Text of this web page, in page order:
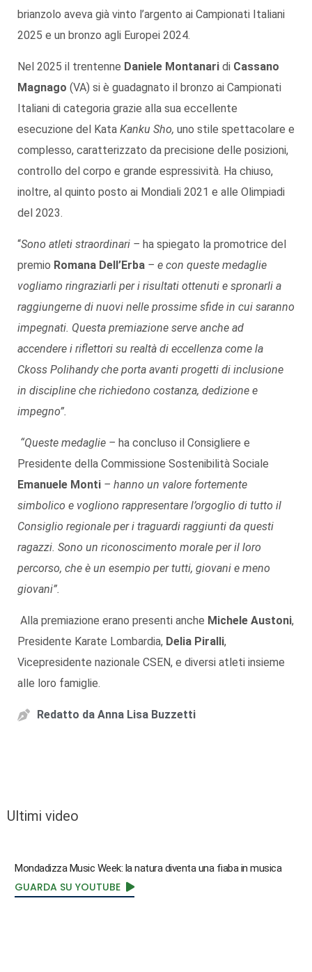
brianzolo aveva già vinto l’argento ai Campionati Italiani
2025 e un bronzo agli Europei 2024.
Nel 2025 il trentenne Daniele Montanari di Cassano
Magnago (VA) si è guadagnato il bronzo ai Campionati
Italiani di categoria grazie alla sua eccellente
esecuzione del Kata Kanku Sho, uno stile spettacolare e
complesso, caratterizzato da precisione delle posizioni,
controllo del corpo e grande espressività. Ha chiuso,
inoltre, al quinto posto ai Mondiali 2021 e alle Olimpiadi
del 2023.
“Sono atleti straordinari – ha spiegato la promotrice del
premio Romana Dell’Erba – e con queste medaglie
vogliamo ringraziarli per i risultati ottenuti e spronarli a
raggiungerne di nuovi nelle prossime sfide in cui saranno
impegnati. Questa premiazione serve anche ad
accendere i riflettori su realtà di eccellenza come la
Ckoss Polihandy che porta avanti progetti di inclusione
in discipline che richiedono costanza, dedizione e
impegno”.
“Queste medaglie – ha concluso il Consigliere e
Presidente della Commissione Sostenibilità Sociale
Emanuele Monti – hanno un valore fortemente
simbolico e vogliono rappresentare l’orgoglio di tutto il
Consiglio regionale per i traguardi raggiunti da questi
ragazzi. Sono un riconoscimento morale per il loro
percorso, che è un esempio per tutti, giovani e meno
giovani”.
Alla premiazione erano presenti anche Michele Austoni,
Presidente Karate Lombardia, Delia Piralli,
Vicepresidente nazionale CSEN, e diversi atleti insieme
alle loro famiglie.
Redatto da Anna Lisa Buzzetti
Ultimi video
Mondadizza Music Week: la natura diventa una fiaba in musica
GUARDA SU YOUTUBE